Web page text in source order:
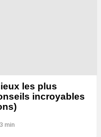
les plus
incroyables
min